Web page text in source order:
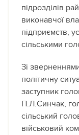
підрозділів
виконавчої
підприємств,
сільськими
Зі
політичну
заступник
П.Л.Синчак,
сільський
військовий